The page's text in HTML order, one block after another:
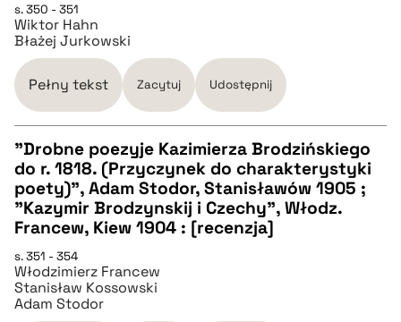
BIBTEX
pobierz cytat
s. 350 - 351
Wiktor Hahn
Błażej Jurkowski
Pełny tekst Zacytuj Udostępnij
CZYSTY TEKST
pobierz cytat
BIBTEX
"Drobne poezyje Kazimierza Brodzińskiego
do r. 1818. (Przyczynek do charakterystyki
poety)", Adam Stodor, Stanisławów 1905 ;
"Kazymir Brodzynskij i Czechy", Włodz.
Francew, Kiew 1904 : [recenzja]
s. 351 - 354
Włodzimierz Francew
Stanisław Kossowski
Adam Stodor